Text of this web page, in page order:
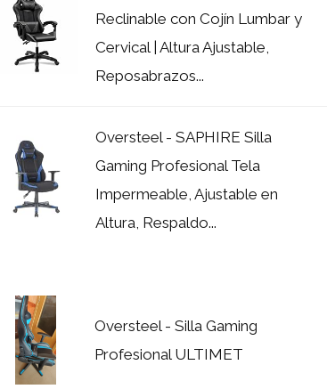
Reclinable con Cojín Lumbar y
Cervical | Altura Ajustable,
Reposabrazos...
Oversteel - SAPHIRE Silla
Gaming Profesional Tela
Impermeable, Ajustable en
Altura, Respaldo...
Oversteel - Silla Gaming
Profesional ULTIMET